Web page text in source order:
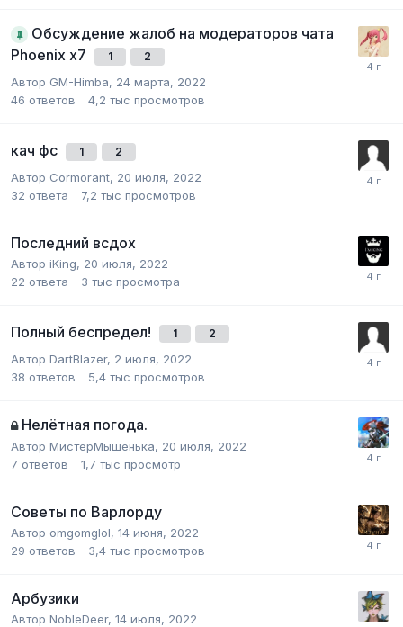
Обсуждение жалоб на модераторов чата
Phoenix x7
1 2
Автор GM-Himba, 24 марта, 2022
46 ответов 4,2 тыс просмотров
кач фс 1 2
Автор Cormorant, 20 июля, 2022
32 ответа 7,2 тыс просмотров
Последний всдох
Автор iKing, 20 июля, 2022
22 ответа 3 тыс просмотра
Полный беспредел! 1 2
Автор DartBlazer, 2 июля, 2022
38 ответов 5,4 тыс просмотров
Нелётная погода.
Автор МистерМышенька, 20 июля, 2022
7 ответов 1,7 тыс просмотр
Советы по Варлорду
Автор omgomglol, 14 июня, 2022
29 ответов 3,4 тыс просмотров
Арбузики
Автор NobleDeer, 14 июля, 2022